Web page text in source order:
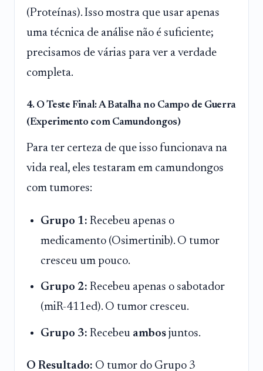
(Proteínas). Isso mostra que usar apenas
uma técnica de análise não é suficiente;
precisamos de várias para ver a verdade
completa.
4. O Teste Final: A Batalha no Campo de Guerra
(Experimento com Camundongos)
Para ter certeza de que isso funcionava na
vida real, eles testaram em camundongos
com tumores:
Grupo 1: Recebeu apenas o
medicamento (Osimertinib). O tumor
cresceu um pouco.
Grupo 2: Recebeu apenas o sabotador
(miR-411ed). O tumor cresceu.
Grupo 3: Recebeu ambos juntos.
O Resultado: O tumor do Grupo 3